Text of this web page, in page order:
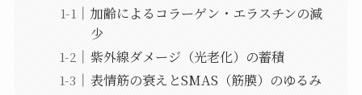
加齢によるコラーゲン・エラスチンの減
少
紫外線ダメージ（光老化）の蓄積
表情筋の衰えとSMAS（筋膜）のゆるみ